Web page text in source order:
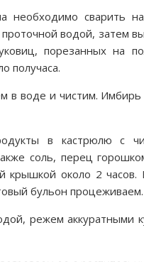
необходимо сварить
водой, затем
порезанных на
получаса.
в воде и чистим.
в кастрюлю с
соль, перец
около 2 часов.
бульон процеживаем.
режем аккуратными